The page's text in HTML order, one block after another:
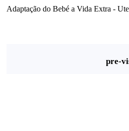
Adaptação do Bebé a Vida Extra -
pre-